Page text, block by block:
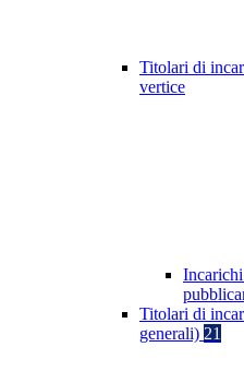
Titolari di
vertice
Titolari di
generali) 21